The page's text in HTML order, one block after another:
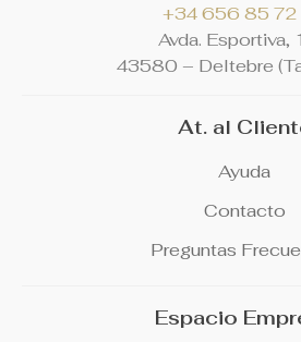
+34 656 85 72
Avda. Esportiva,
43580 – Deltebre
At. al
Ayuda
Contacto
Preguntas
Espacio